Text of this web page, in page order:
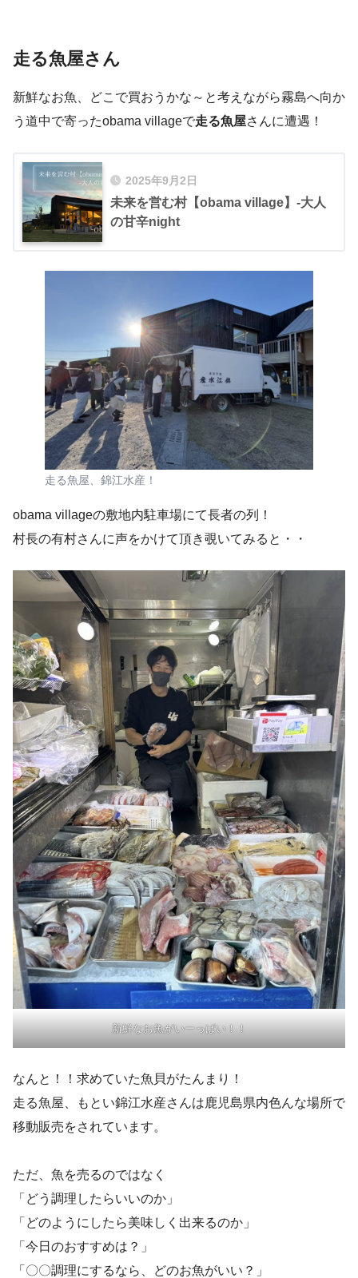
走る魚屋さん
新鮮なお魚、どこで買おうかな～と考えながら霧島へ向か
う道中で寄ったobama villageで走る魚屋さんに遭遇！
2025年9月2日
未来を営む村【obama village】-大人
の甘辛night
走る魚屋、錦江水産！
obama villageの敷地内駐車場にて長者の列！
村長の有村さんに声をかけて頂き覗いてみると・・
新鮮なお魚がいーっぱい！！
なんと！！求めていた魚貝がたんまり！
走る魚屋、もとい錦江水産さんは鹿児島県内色んな場所で
移動販売をされています。
ただ、魚を売るのではなく
「どう調理したらいいのか」
「どのようにしたら美味しく出来るのか」
「今日のおすすめは？」
「〇〇調理にするなら、どのお魚がいい？」